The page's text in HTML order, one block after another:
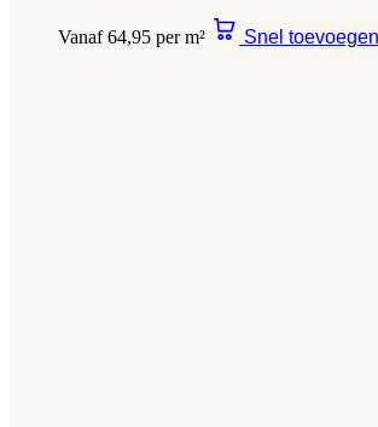
Vanaf 64,95 per m² Snel toevoegen